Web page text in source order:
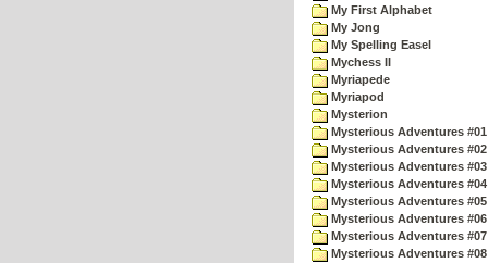
My First Alphabet
My Jong
My Spelling Easel
Mychess II
Myriapede
Myriapod
Mysterion
Mysterious Adventures
Mysterious Adventures
Mysterious Adventures
Mysterious Adventures
Mysterious Adventures
Mysterious Adventures
Mysterious Adventures
Mysterious Adventures